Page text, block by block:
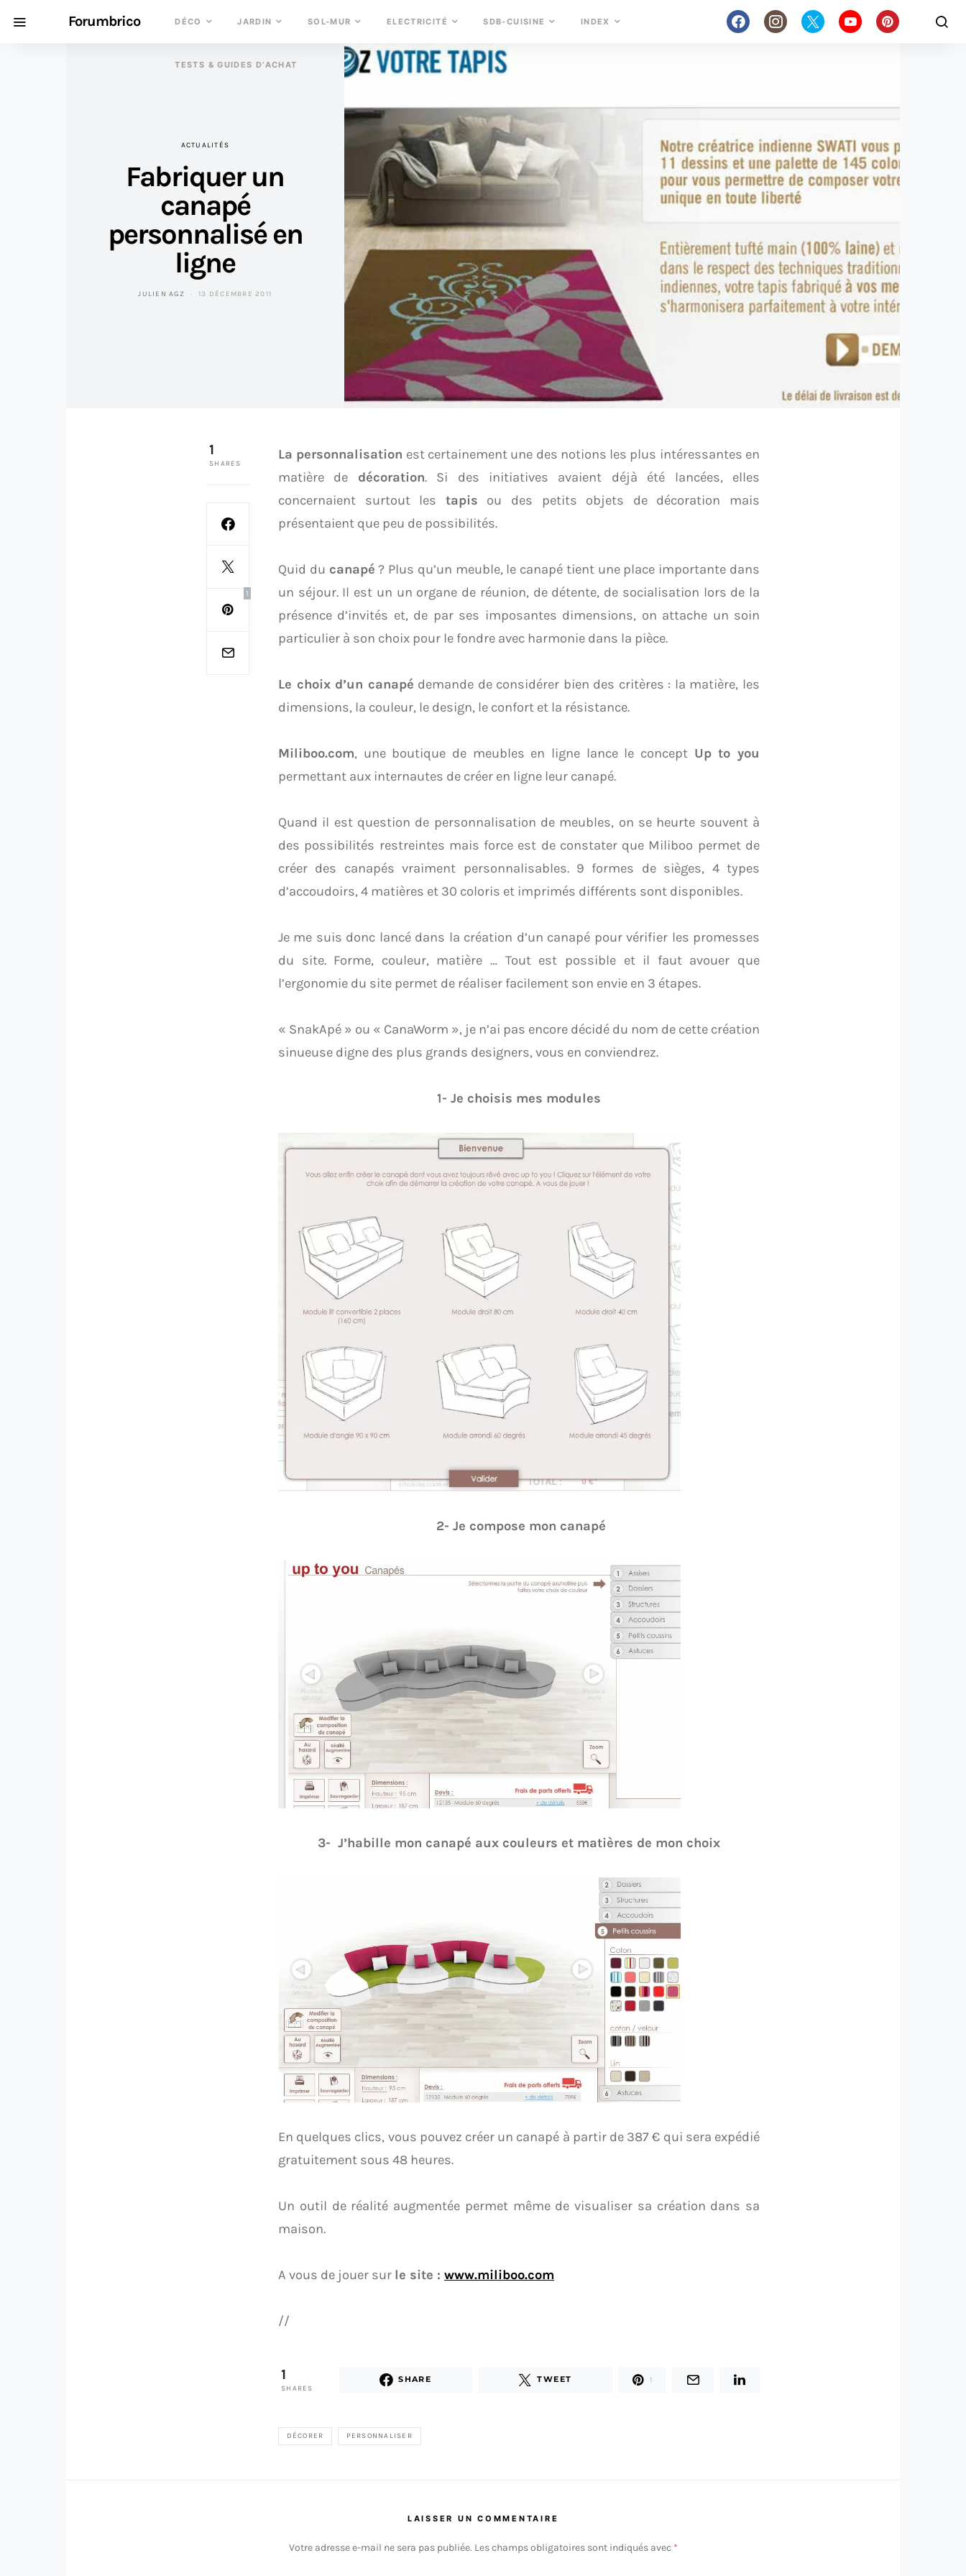
Forumbrico DÉCO JARDIN SOL-MUR ELECTRICITÉ SDB-CUISINE INDEX
TESTS & GUIDES D’ACHAT
ACTUALITÉS
Fabriquer un
canapé
personnalisé en
ligne
JULIEN AGZ 13 DÉCEMBRE 2011
1
SHARES
1
La personnalisation est certainement une des notions les plus intéressantes en
matière de décoration. Si des initiatives avaient déjà été lancées, elles
concernaient surtout les tapis ou des petits objets de décoration mais
présentaient que peu de possibilités.
Quid du canapé ? Plus qu’un meuble, le canapé tient une place importante dans
un séjour. Il est un un organe de réunion, de détente, de socialisation lors de la
présence d’invités et, de par ses imposantes dimensions, on attache un soin
particulier à son choix pour le fondre avec harmonie dans la pièce.
Le choix d’un canapé demande de considérer bien des critères : la matière, les
dimensions, la couleur, le design, le confort et la résistance.
Miliboo.com, une boutique de meubles en ligne lance le concept Up to you
permettant aux internautes de créer en ligne leur canapé.
Quand il est question de personnalisation de meubles, on se heurte souvent à
des possibilités restreintes mais force est de constater que Miliboo permet de
créer des canapés vraiment personnalisables. 9 formes de sièges, 4 types
d’accoudoirs, 4 matières et 30 coloris et imprimés différents sont disponibles.
Je me suis donc lancé dans la création d’un canapé pour vérifier les promesses
du site. Forme, couleur, matière … Tout est possible et il faut avouer que
l’ergonomie du site permet de réaliser facilement son envie en 3 étapes.
« SnakApé » ou « CanaWorm », je n’ai pas encore décidé du nom de cette création
sinueuse digne des plus grands designers, vous en conviendrez.
1- Je choisis mes modules
2- Je compose mon canapé
3- J’habille mon canapé aux couleurs et matières de mon choix
En quelques clics, vous pouvez créer un canapé à partir de 387 € qui sera expédié
gratuitement sous 48 heures.
Un outil de réalité augmentée permet même de visualiser sa création dans sa
maison.
A vous de jouer sur le site : www.miliboo.com
//
1
SHARES
SHARE TWEET 1
DÉCORER PERSONNALISER
LAISSER UN COMMENTAIRE
Votre adresse e-mail ne sera pas publiée. Les champs obligatoires sont indiqués avec *